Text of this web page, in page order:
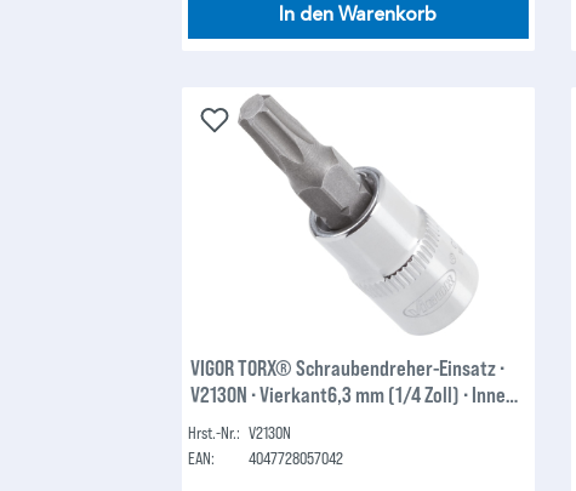
In den Warenkorb
VIGOR TORX® Schraubendreher-Einsatz ∙
V2130N ∙ Vierkant6,3 mm (1/4 Zoll) ∙ Innen
TORX® Profil ∙ T27
Hrst.-Nr.: V2130N
EAN:
4047728057042